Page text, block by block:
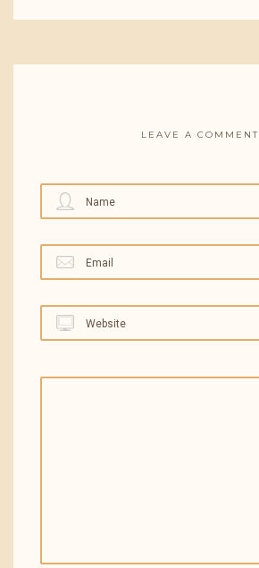
LEAVE A COMMENT
Name
Email
Website